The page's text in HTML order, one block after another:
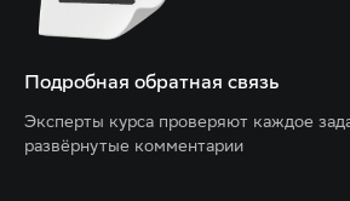
Подробная обратная связь
Эксперты курса проверяют каждое
развёрнутые комментарии